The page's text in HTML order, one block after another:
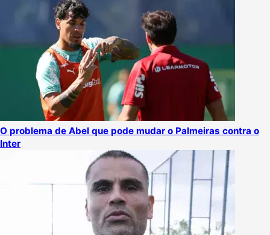
O problema de Abel que pode mudar o Palmeiras contra o
Inter